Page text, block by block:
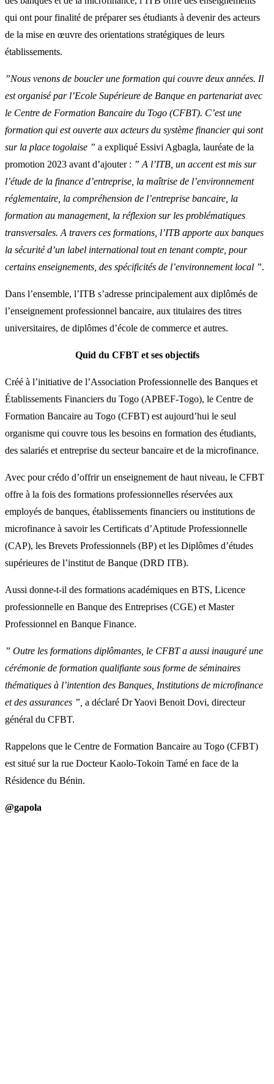
qui ont pour finalité de préparer ses étudiants à devenir des acteurs
de la mise en œuvre des orientations stratégiques de leurs
établissements.
”Nous venons de boucler une formation qui couvre deux années. Il
est organisé par l’Ecole Supérieure de Banque en partenariat avec
le Centre de Formation Bancaire du Togo (CFBT). C’est une
formation qui est ouverte aux acteurs du système financier qui sont
sur la place togolaise ” a expliqué Essivi Agbagla, lauréate de la
promotion 2023 avant d’ajouter : ” A l’ITB, un accent est mis sur
l’étude de la finance d’entreprise, la maîtrise de l’environnement
réglementaire, la compréhension de l’entreprise bancaire, la
formation au management, la réflexion sur les problématiques
transversales. A travers ces formations, l’ITB apporte aux banques
la sécurité d’un label international tout en tenant compte, pour
certains enseignements, des spécificités de l’environnement local ”.
Dans l’ensemble, l’ITB s’adresse principalement aux diplômés de
l’enseignement professionnel bancaire, aux titulaires des titres
universitaires, de diplômes d’école de commerce et autres.
Quid du CFBT et ses objectifs
Créé à l’initiative de l’Association Professionnelle des Banques et
Établissements Financiers du Togo (APBEF-Togo), le Centre de
Formation Bancaire au Togo (CFBT) est aujourd’hui le seul
organisme qui couvre tous les besoins en formation des étudiants,
des salariés et entreprise du secteur bancaire et de la microfinance.
Avec pour crédo d’offrir un enseignement de haut niveau, le CFBT
offre à la fois des formations professionnelles réservées aux
employés de banques, établissements financiers ou institutions de
microfinance à savoir les Certificats d’Aptitude Professionnelle
(CAP), les Brevets Professionnels (BP) et les Diplômes d’études
supérieures de l’institut de Banque (DRD ITB).
Aussi donne-t-il des formations académiques en BTS, Licence
professionnelle en Banque des Entreprises (CGE) et Master
Professionnel en Banque Finance.
” Outre les formations diplômantes, le CFBT a aussi inauguré une
cérémonie de formation qualifiante sous forme de séminaires
thématiques à l’intention des Banques, Institutions de microfinance
et des assurances ”, a déclaré Dr Yaovi Benoit Dovi, directeur
général du CFBT.
Rappelons que le Centre de Formation Bancaire au Togo (CFBT)
est situé sur la rue Docteur Kaolo-Tokoin Tamé en face de la
Résidence du Bénin.
@gapola